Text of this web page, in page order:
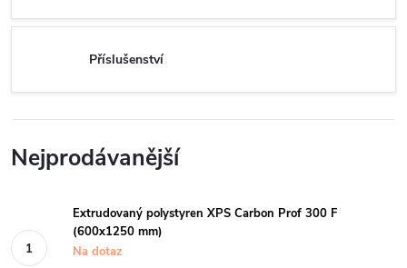
Příslušenství
Nejprodávanější
Extrudovaný polystyren XPS Carbon Prof 300 F
(600x1250 mm)
Na dotaz